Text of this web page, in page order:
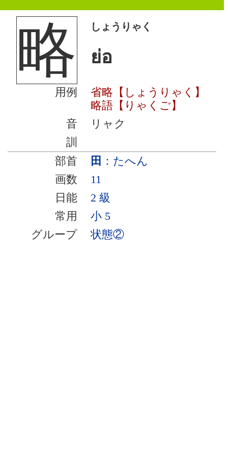
略 しょうりゃく
ย่อ
用例
省略【しょうりゃく】
略語【りゃくご】
音
リャク
訓
部首
田 ：たへん
画数
11
日能
2 級
常用
小 5
グループ
状態②